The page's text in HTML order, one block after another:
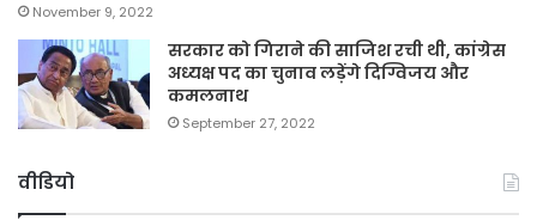
November 9, 2022
सरकार को गिराने की साजिश रची थी, कांग्रेस
अध्यक्ष पद का चुनाव लड़ेंगे दिग्विजय और
कमलनाथ
September 27, 2022
वीडियो